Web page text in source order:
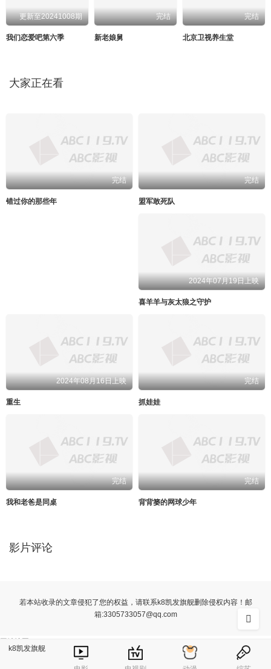
更新至20241008期
我们恋爱吧第六季
完结
新老娘舅
完结
北京卫视养生堂
大家正在看
完结
错过你的那些年
完结
盟军敢死队
2024年07月19日上映
喜羊羊与灰太狼之守护
2024年08月16日上映
重生
完结
抓娃娃
完结
我和老爸是同桌
完结
背背篓的网球少年
影片评论
若本站收录的文章侵犯了您的权益，请联系k8凯发旗舰删除侵权内容！邮
箱:3305733057@qq.com
k8凯发旗舰